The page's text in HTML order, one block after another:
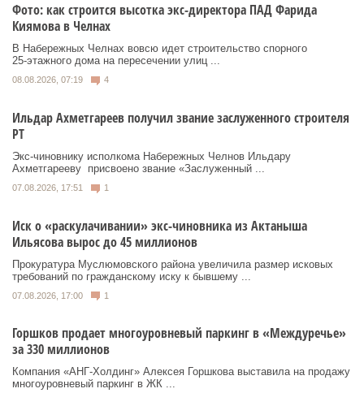
Фото: как строится высотка экс-директора ПАД Фарида
Киямова в Челнах
В Набережных Челнах вовсю идет строительство спорного
25‑этажного дома на пересечении улиц ...
08.08.2026, 07:19 4
Ильдар Ахметгареев получил звание заслуженного строителя
РТ
Экс‑чиновнику исполкома Набережных Челнов Ильдару
Ахметгарееву присвоено звание «Заслуженный ...
07.08.2026, 17:51 1
Иск о «раскулачивании» экс-чиновника из Актаныша
Ильясова вырос до 45 миллионов
Прокуратура Муслюмовского района увеличила размер исковых
требований по гражданскому иску к бывшему ...
07.08.2026, 17:00 1
Горшков продает многоуровневый паркинг в «Междуречье»
за 330 миллионов
Компания «АНГ-Холдинг» Алексея Горшкова выставила на продажу
многоуровневый паркинг в ЖК ...